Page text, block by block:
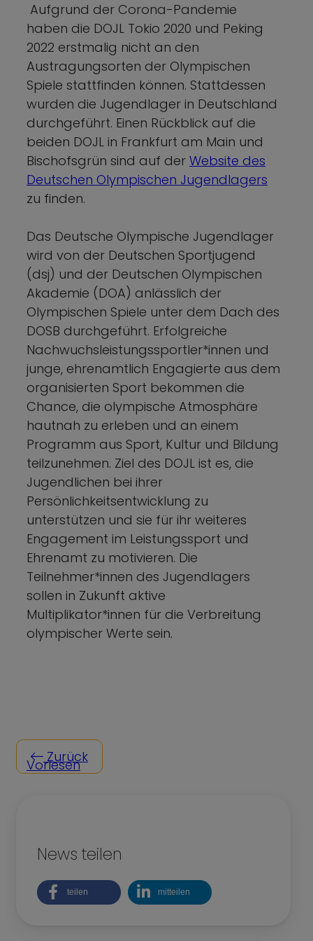
Aufgrund der Corona-Pandemie
haben die DOJL Tokio 2020 und Peking
2022 erstmalig nicht an den
Austragungsorten der Olympischen
Spiele stattfinden können. Stattdessen
wurden die Jugendlager in Deutschland
durchgeführt. Einen Rückblick auf die
beiden DOJL in Frankfurt am Main und
Bischofsgrün sind auf der Website des
Deutschen Olympischen Jugendlagers
zu finden.
Das Deutsche Olympische Jugendlager
wird von der Deutschen Sportjugend
(dsj) und der Deutschen Olympischen
Akademie (DOA) anlässlich der
Olympischen Spiele unter dem Dach des
DOSB durchgeführt. Erfolgreiche
Nachwuchsleistungssportler*innen und
junge, ehrenamtlich Engagierte aus dem
organisierten Sport bekommen die
Chance, die olympische Atmosphäre
hautnah zu erleben und an einem
Programm aus Sport, Kultur und Bildung
teilzunehmen. Ziel des DOJL ist es, die
Jugendlichen bei ihrer
Persönlichkeitsentwicklung zu
unterstützen und sie für ihr weiteres
Engagement im Leistungssport und
Ehrenamt zu motivieren. Die
Teilnehmer*innen des Jugendlagers
sollen in Zukunft aktive
Multiplikator*innen für die Verbreitung
olympischer Werte sein.
Zurück
Vorlesen
News teilen
teilen mitteilen